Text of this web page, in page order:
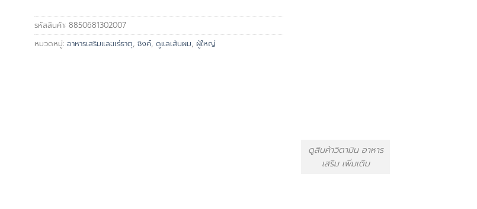
รหัสสินค้า: 8850681302007
หมวดหมู่: อาหารเสริมและแร่ธาตุ, ซิงค์, ดูแลเส้นผม, ผู้ใหญ่
ดูสินค้าวิตามิน อาหาร
เสริม เพิ่มเติม